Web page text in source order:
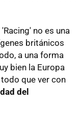
no es una
británicos
a una forma
bien la Europa
que ver con
del